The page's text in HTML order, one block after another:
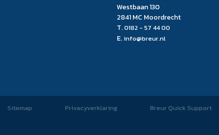
Westbaan 130
2841 MC Moordrecht
T.0182 - 57 44 00
E. info@breur.nl
Sitemap Privacyverklaring Breur Quick Support